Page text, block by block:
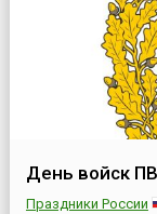
День войск
Праздники России